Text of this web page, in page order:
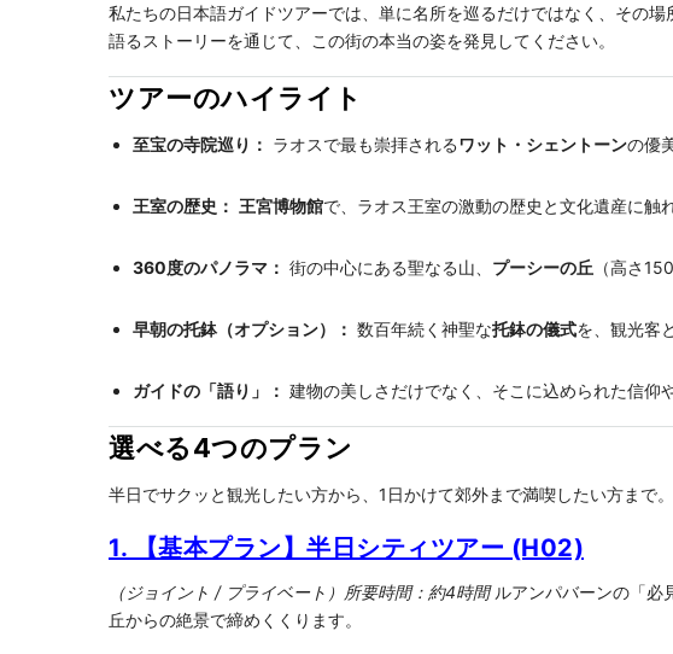
私たちの日本語ガイドツアーでは、単に名所を巡るだけではなく、その
語るストーリーを通じて、この街の本当の姿を発見してください。
ツアーのハイライト
至宝の寺院巡り： ラオスで最も崇拝されるワット・シェントーンの優
王室の歴史： 王宮博物館で、ラオス王室の激動の歴史と文化遺産に触
360度のパノラマ： 街の中心にある聖なる山、 プーシーの丘 （高さ
早朝の托鉢（オプション）： 数百年続く神聖な托鉢の儀式を、観光客
ガイドの「語り」： 建物の美しさだけでなく、そこに込められた信仰
選べる4つのプラン
半日でサクッと観光したい方から、1日かけて郊外まで満喫したい方まで
1. 【基本プラン】半日シティツアー (H02)
（ジョイント / プライベート）所要時間：約4時間ルアンパバーンの「必
丘からの絶景で締めくくります。